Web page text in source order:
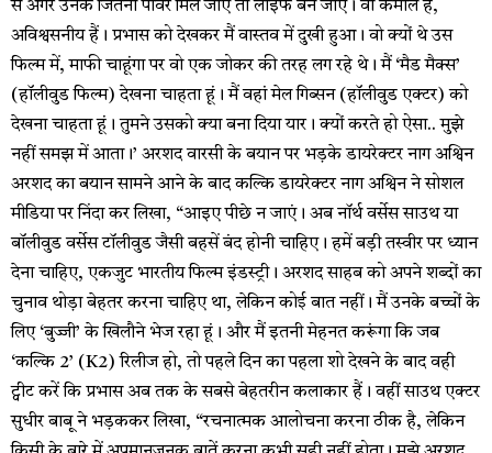
से अगर उनके जितनी पावर मिल जाए ताे लाइफ बन जाए। वो कमाल हैं,
अविश्वसनीय हैं। प्रभास को देखकर मैं वास्तव में दुखी हुआ। वो क्यों थे उस
फिल्म में, माफी चाहूंगा पर वो एक जोकर की तरह लग रहे थे। मैं ‘मैड मैक्स’
(हॉलीवुड फिल्म) देखना चाहता हूं। मैं वहां मेल गिब्सन (हॉलीवुड एक्टर) को
देखना चाहता हूं। तुमने उसको क्या बना दिया यार। क्यों करते हो ऐसा.. मुझे
नहीं समझ में आता।’ अरशद वारसी के बयान पर भड़के डायरेक्टर नाग अश्विन
अरशद का बयान सामने आने के बाद कल्कि डायरेक्टर नाग अश्विन ने सोशल
मीडिया पर निंदा कर लिखा, “आइए पीछे न जाएं। अब नॉर्थ वर्सेस साउथ या
बॉलीवुड वर्सेस टॉलीवुड जैसी बहसें बंद होनी चाहिए। हमें बड़ी तस्वीर पर ध्यान
देना चाहिए, एकजुट भारतीय फिल्म इंडस्ट्री। अरशद साहब को अपने शब्दों का
चुनाव थोड़ा बेहतर करना चाहिए था, लेकिन कोई बात नहीं। मैं उनके बच्चों के
लिए ‘बुज्जी’ के खिलौने भेज रहा हूं। और मैं इतनी मेहनत करूंगा कि जब
‘कल्कि 2’ (K2) रिलीज हो, तो पहले दिन का पहला शो देखने के बाद वही
ट्वीट करें कि प्रभास अब तक के सबसे बेहतरीन कलाकार हैं। वहीं साउथ एक्टर
सुधीर बाबू ने भड़ककर लिखा, “रचनात्मक आलोचना करना ठीक है, लेकिन